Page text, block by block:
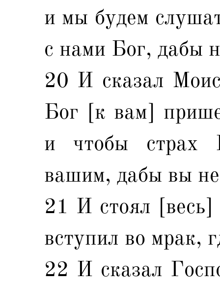
и мы будем
с нами Бог, дабы
20 И сказал
Бог [к вам]
и чтобы страх
вашим, дабы вы
21 И стоял
вступил во мрак,
22 И сказал